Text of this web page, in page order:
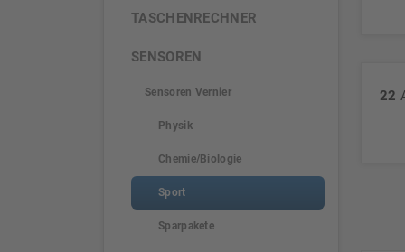
TASCHENRECHNER
SENSOREN
Sensoren Vernier
Physik
Chemie/Biologie
Sport
Sparpakete
22